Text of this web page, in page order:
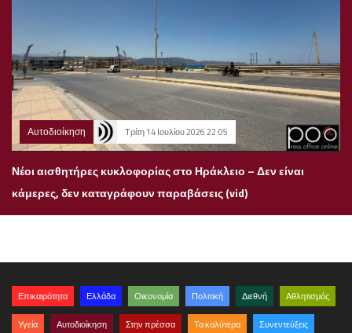
Αυτοδιοίκηση Τρίτη 14 Ιουλίου 2026 22:05
Νέοι αισθητήρες κυκλοφορίας στο Ηράκλειο – Δεν είναι
κάμερες, δεν καταγράφουν παραβάσεις (vid)
Επικαιρότητα Ελλάδα Οικονομία Πολιτική Διεθνή Αθλητισμός
Υγεία Αυτοδιοίκηση Στην πρέσσα Τα καλύτερα Συνεντεύξεις